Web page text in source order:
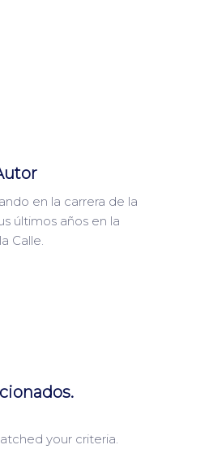
en la carrera de la
últimos años en la
Calle.
your criteria.